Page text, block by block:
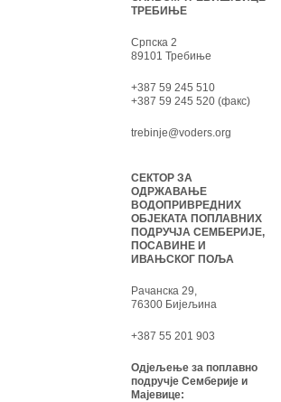
ТРЕБИЊЕ
Српска 2
89101 Требиње
+387 59 245 510
+387 59 245 520 (факс)
trebinje@voders.org
СЕКТОР ЗА
ОДРЖАВАЊЕ
ВОДОПРИВРЕДНИХ
ОБЈЕКАТА ПОПЛАВНИХ
ПОДРУЧЈА СЕМБЕРИЈЕ,
ПОСАВИНЕ И
ИВАЊСКОГ ПОЉА
Рачанска 29,
76300 Бијељина
+387 55 201 903
Одјељење за поплавно
подручје Семберије и
Мајевице: